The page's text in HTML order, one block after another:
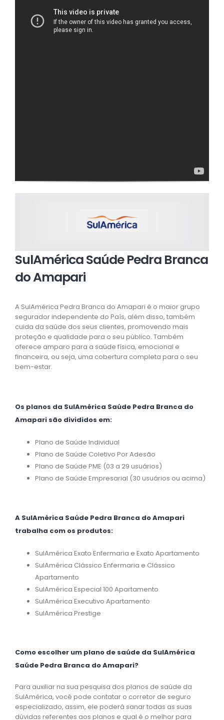
SulAmérica Saúde Pedra Branca
do Amapari
A SulAmérica Pedra Branca do Amapari é o maior grupo
segurador independente do País, além disso, também
cuida da saúde dos seus clientes, promovendo mais
proteção e qualidade para o seu público. Também
oferece amparo para a saúde física, emocional e
financeira, ou seja, uma cobertura completa para o seu
bem-estar.
Os planos da SulAmérica Saúde Pedra Branca do
Amapari são divididos em:
Plano de Saúde Individual
Plano de Saúde Coletivo Por Adesão
Plano de Saúde PME (03 a 29 usuários)
Plano de Saúde Empresarial (30 usuários ou acima)
A SulAmérica Saúde Pedra Branca do Amapari
trabalha com os produtos:
SulAmérica Exato Enfermaria e Exato Apartamento
SulAmérica Clássico Enfermaria e Clássico
Apartamento
SulAmérica Especial 100 Apartamento
SulAmérica Executivo Apartamento
SulAmérica Prestige
Como escolher um plano de saúde da SulAmérica
Saúde Pedra Branca do Amapari?
Para auxiliar na sua pesquisa dos planos de saúde da
SulAmérica, você pode contatar o corretor de seguro
especializado, assim, ele poderá sanar todas as suas
dúvidas referentes aos planos e qual é o melhor para